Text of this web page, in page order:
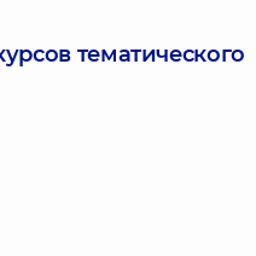
тематического